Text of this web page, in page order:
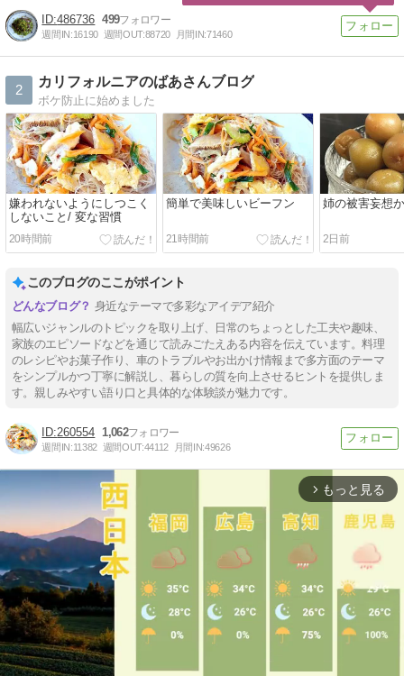
486736 499
週間IN:16190 週間OUT:88720 月間IN:71460
2
カリフォルニアのばあさんブログ
ボケ防止に始めました
嫌われないようにしつこく
しないこと/ 変な習慣
20時間前
簡単で美味しいビーフン
21時間前
姉の被害妄想か
2日前
このブログのここがポイント
身近なテーマで多彩なアイデア紹介
幅広いジャンルのトピックを取り上げ、日常のちょっとした工夫や趣味、
家族のエピソードなどを通じて読みごたえある内容を伝えています。料理
のレシピやお菓子作り、車のトラブルやお出かけ情報まで多方面のテーマ
をシンプルかつ丁寧に解説し、暮らしの質を向上させるヒントを提供しま
す。親しみやすい語り口と具体的な体験談が魅力です。
260554 1,062
週間IN:11382 週間OUT:44112 月間IN:49626
arrow_forward_ios もっと見る